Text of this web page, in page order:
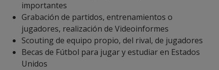
importantes
Grabación de partidos, entrenamientos o
jugadores, realización de Videoinformes
Scouting de equipo propio, del rival, de jugadores
Becas de Fútbol para jugar y estudiar en Estados
Unidos